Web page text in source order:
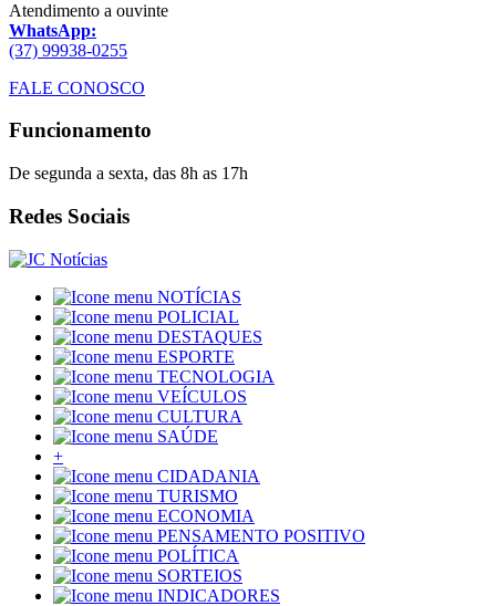
Atendimento a ouvinte
WhatsApp:
(37) 99938-0255
FALE CONOSCO
Funcionamento
De segunda a sexta, das 8h as 17h
Redes Sociais
NOTÍCIAS
POLICIAL
DESTAQUES
ESPORTE
TECNOLOGIA
VEÍCULOS
CULTURA
SAÚDE
+
CIDADANIA
TURISMO
ECONOMIA
PENSAMENTO POSITIVO
POLÍTICA
SORTEIOS
INDICADORES